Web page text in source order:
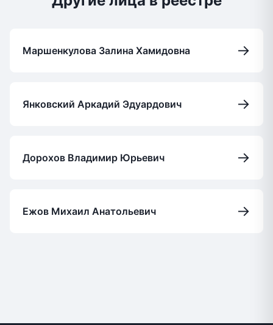
Маршенкулова Залина Хамидовна →
Янковский Аркадий Эдуардович →
Дорохов Владимир Юрьевич →
Ежов Михаил Анатольевич →